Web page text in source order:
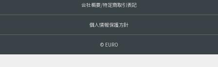
会社概要/特定商取引表記
個人情報保護方針
© EURO